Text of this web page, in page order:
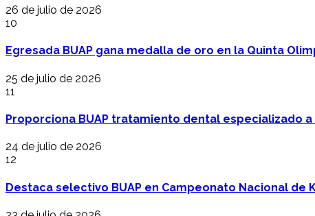
26 de julio de 2026
10
Egresada BUAP gana medalla de oro en la Quinta
25 de julio de 2026
11
Proporciona BUAP tratamiento dental especializado
24 de julio de 2026
12
Destaca selectivo BUAP en Campeonato Nacional de